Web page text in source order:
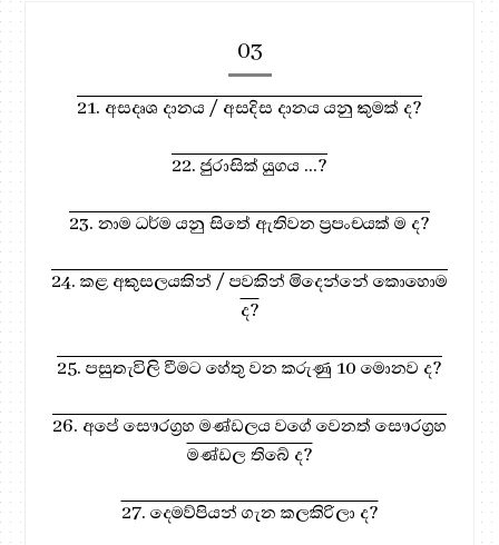
03
21. අසදෘශ දානය / අසදිස දානය යනු කුමක් ද?
22. ජුරාසික් යුගය ...?
23. නාම ධර්ම යනු සිතේ ඇතිවන ප්‍රපංචයක් ම ද?
24. කළ අකුසලයකින් / පවකින් මිදෙන්නේ කොහොම
ද?
25. පසුතැවිලි වීමට හේතු වන කරුණු 10 මොනව ද?
26. අපේ සෞරග්‍රහ මණ්ඩලය වගේ වෙනත් සෞරග්‍රහ
මණ්ඩල තිබේ ද?
27. දෙමව්පියන් ගැන කලකිරිලා ද?